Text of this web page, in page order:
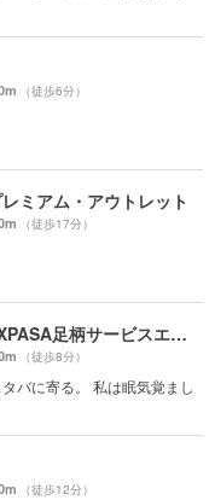
（徒歩6分）
ミアム・アウトレット
（徒歩17分）
スターバックスコーヒー EXPASA足柄サービスエリア上り線店
（徒歩8分）
バに寄る。 私は眠気覚まし
（徒歩12分）